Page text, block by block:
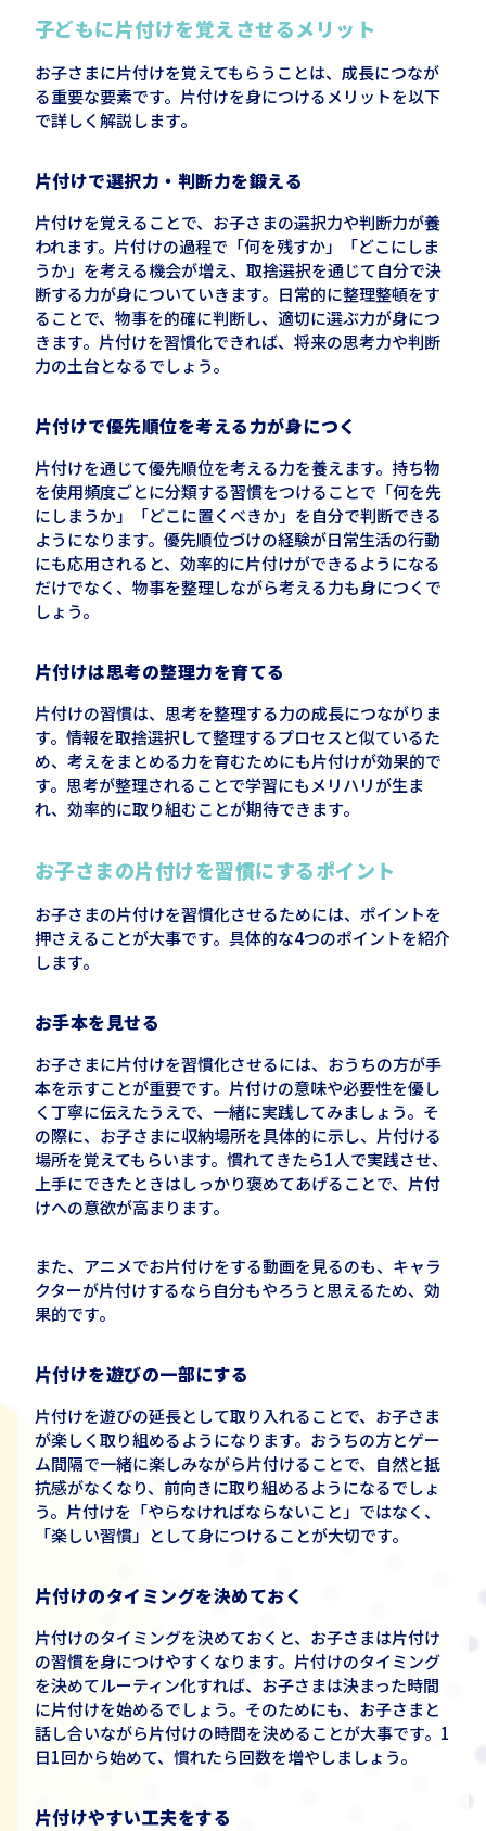
子どもに片付けを覚えさせるメリット
お子さまに片付けを覚えてもらうことは、成長につなが
る重要な要素です。片付けを身につけるメリットを以下
で詳しく解説します。
片付けで選択力・判断力を鍛える
片付けを覚えることで、お子さまの選択力や判断力が養
われます。片付けの過程で「何を残すか」「どこにしま
うか」を考える機会が増え、取捨選択を通じて自分で決
断する力が身についていきます。日常的に整理整頓をす
ることで、物事を的確に判断し、適切に選ぶ力が身につ
きます。片付けを習慣化できれば、将来の思考力や判断
力の土台となるでしょう。
片付けで優先順位を考える力が身につく
片付けを通じて優先順位を考える力を養えます。持ち物
を使用頻度ごとに分類する習慣をつけることで「何を先
にしまうか」「どこに置くべきか」を自分で判断できる
ようになります。優先順位づけの経験が日常生活の行動
にも応用されると、効率的に片付けができるようになる
だけでなく、物事を整理しながら考える力も身につくで
しょう。
片付けは思考の整理力を育てる
片付けの習慣は、思考を整理する力の成長につながりま
す。情報を取捨選択して整理するプロセスと似ているた
め、考えをまとめる力を育むためにも片付けが効果的で
す。思考が整理されることで学習にもメリハリが生ま
れ、効率的に取り組むことが期待できます。
お子さまの片付けを習慣にするポイント
お子さまの片付けを習慣化させるためには、ポイントを
押さえることが大事です。具体的な4つのポイントを紹介
します。
お手本を見せる
お子さまに片付けを習慣化させるには、おうちの方が手
本を示すことが重要です。片付けの意味や必要性を優し
く丁寧に伝えたうえで、一緒に実践してみましょう。そ
の際に、お子さまに収納場所を具体的に示し、片付ける
場所を覚えてもらいます。慣れてきたら1人で実践させ、
上手にできたときはしっかり褒めてあげることで、片付
けへの意欲が高まります。
また、アニメでお片付けをする動画を見るのも、キャラ
クターが片付けするなら自分もやろうと思えるため、効
果的です。
片付けを遊びの一部にする
片付けを遊びの延長として取り入れることで、お子さま
が楽しく取り組めるようになります。おうちの方とゲー
ム間隔で一緒に楽しみながら片付けることで、自然と抵
抗感がなくなり、前向きに取り組めるようになるでしょ
う。片付けを「やらなければならないこと」ではなく、
「楽しい習慣」として身につけることが大切です。
片付けのタイミングを決めておく
片付けのタイミングを決めておくと、お子さまは片付け
の習慣を身につけやすくなります。片付けのタイミング
を決めてルーティン化すれば、お子さまは決まった時間
に片付けを始めるでしょう。そのためにも、お子さまと
話し合いながら片付けの時間を決めることが大事です。1
日1回から始めて、慣れたら回数を増やしましょう。
片付けやすい工夫をする